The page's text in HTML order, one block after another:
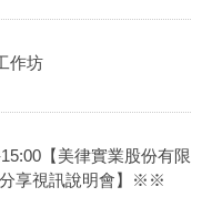
作坊
【美律實業股份有限
分享視訊說明會】※※